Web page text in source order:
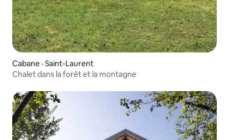
Cabane · Saint-Laurent
Chalet dans la forêt et la montagne